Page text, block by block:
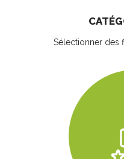
Sélectionner des